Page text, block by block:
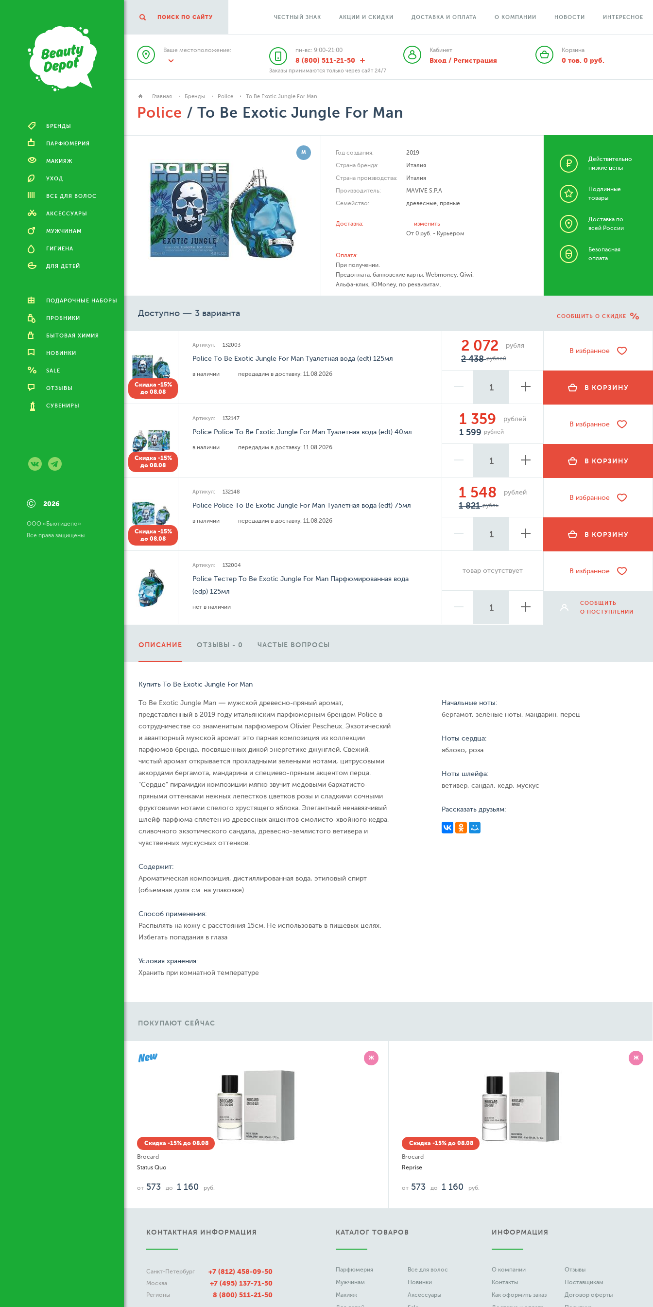
БРЕНДЫ
ПАРФЮМЕРИЯ
МАКИЯЖ
УХОД
ВСЕ ДЛЯ ВОЛОС
АКСЕССУАРЫ
МУЖЧИНАМ
ГИГИЕНА
ДЛЯ ДЕТЕЙ
ПОДАРОЧНЫЕ НАБОРЫ
ПРОБНИКИ
БЫТОВАЯ ХИМИЯ
НОВИНКИ
SALE
ОТЗЫВЫ
СУВЕНИРЫ
© 2026
ООО «Бьютидепо»
Все права защищены
ПОИСК ПО САЙТУ ЧЕСТНЫЙ ЗНАК АКЦИИ И СКИДКИ ДОСТАВКА И ОПЛАТА О КОМПАНИИ НОВОСТИ ИНТЕРЕСНОЕ
Ваше местоположение: пн-вс: 9:00-21:00
8 (800) 511-21-50
Заказы принимаются только через сайт 24/7
Кабинет
Вход / Регистрация
Корзина
0 тов. 0руб.
Главная Бренды Police To Be Exotic Jungle For Man
Police / To Be Exotic Jungle For Man
М Год создания:
2019
Страна бренда:
Италия
Страна производства:
Италия
Производитель:
MAVIVE S.P.A
Семейство:
древесные, пряные
Доставка:
изменить
От 0 руб. - Курьером
Оплата:
При получении.
Предоплата: банковские карты, Webmoney, Qiwi,
Альфа-клик, ЮMoney, по реквизитам.
Действительно
низкие цены
Подлинные
товары
Доставка по
всей России
Безопасная
оплата
Доступно — 3 варианта СООБЩИТЬ О СКИДКЕ
Скидка -15%
до 08.08
Артикул: 132003
Police To Be Exotic Jungle For Man Туалетная вода (edt) 125мл
в наличии передадим в доставку: 11.08.2026
2 072 рубля
2 438рублей
В избранное
В КОРЗИНУ
Скидка -15%
до 08.08
Артикул: 132147
Police Police To Be Exotic Jungle For Man Туалетная вода (edt) 40мл
в наличии передадим в доставку: 11.08.2026
1 359 рублей
1 599рублей
В избранное
В КОРЗИНУ
Скидка -15%
до 08.08
Артикул: 132148
Police Police To Be Exotic Jungle For Man Туалетная вода (edt) 75мл
в наличии передадим в доставку: 11.08.2026
1 548 рублей
1 821рубль
В избранное
В КОРЗИНУ
Артикул: 132004
Police Тестер To Be Exotic Jungle For Man Парфюмированная вода
(edp) 125мл
нет в наличии
товар отсутствует В избранное
СООБЩИТЬ
О ПОСТУПЛЕНИИ
ОПИСАНИЕ ОТЗЫВЫ - 0 ЧАСТЫЕ ВОПРОСЫ
Купить To Be Exotic Jungle For Man
To Be Exotic Jungle Man — мужской древесно-пряный аромат,
представленный в 2019 году итальянским парфюмерным брендом Police в
сотрудничестве со знаменитым парфюмером Olivier Pescheux. Экзотический
и авантюрный мужской аромат это парная композиция из коллекции
парфюмов бренда, посвященных дикой энергетике джунглей. Свежий,
чистый аромат открывается прохладными зелеными нотами, цитрусовыми
аккордами бергамота, мандарина и специево-пряным акцентом перца.
"Сердце" пирамидки композиции мягко звучит медовыми бархатисто-
пряными оттенками нежных лепестков цветков розы и сладкими сочными
фруктовыми нотами спелого хрустящего яблока. Элегантный ненавязчивый
шлейф парфюма сплетен из древесных акцентов смолисто-хвойного кедра,
сливочного экзотического сандала, древесно-землистого ветивера и
чувственных мускусных оттенков.
Содержит:
Ароматическая композиция, дистиллированная вода, этиловый спирт
(объемная доля см. на упаковке)
Способ применения:
Распылять на кожу с расстояния 15см. Не использовать в пищевых целях.
Избегать попадания в глаза
Условия хранения:
Хранить при комнатной температуре
Начальные ноты:
бергамот, зелёные ноты, мандарин, перец
Ноты сердца:
яблоко, роза
Ноты шлейфа:
ветивер, сандал, кедр, мускус
Рассказать друзьям:
ПОКУПАЮТ СЕЙЧАС
Ж
Скидка -15% до 08.08
от 573
Скидка -15% до 08.08
1 160
КОНТАКТНАЯ ИНФОРМАЦИЯ
Санкт-Петербург +7 (812) 458-09-50
Москва +7 (495) 137-71-50
Регионы 8 (800) 511-21-50
КАТАЛОГ ТОВАРОВ
Парфюмерия
Мужчинам
Макияж
Все для волос
Новинки
Аксессуары
ИНФОРМАЦИЯ
О компании
Контакты
Как оформить заказ
Отзывы
Поставщикам
Договор оферты